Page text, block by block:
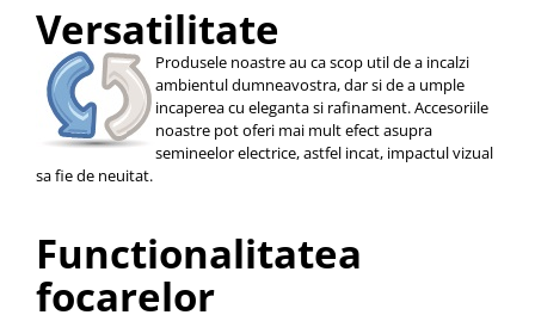
Versatilitate
Produsele noastre au ca scop util de a incalzi
ambientul dumneavostra, dar si de a umple
incaperea cu eleganta si rafinament. Accesoriile
noastre pot oferi mai mult efect asupra
semineelor electrice, astfel incat, impactul vizual
sa fie de neuitat.
Functionalitatea
focarelor